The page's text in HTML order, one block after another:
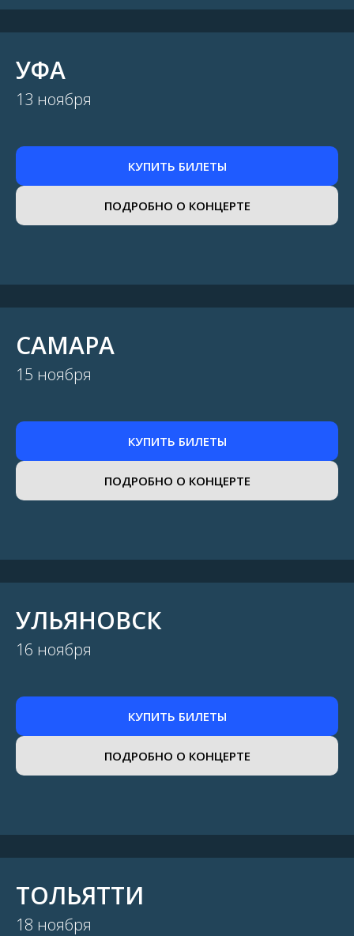
УФА
13 ноября
КУПИТЬ БИЛЕТЫ
ПОДРОБНО О КОНЦЕРТЕ
САМАРА
15 ноября
КУПИТЬ БИЛЕТЫ
ПОДРОБНО О КОНЦЕРТЕ
УЛЬЯНОВСК
16 ноября
КУПИТЬ БИЛЕТЫ
ПОДРОБНО О КОНЦЕРТЕ
ТОЛЬЯТТИ
18 ноября